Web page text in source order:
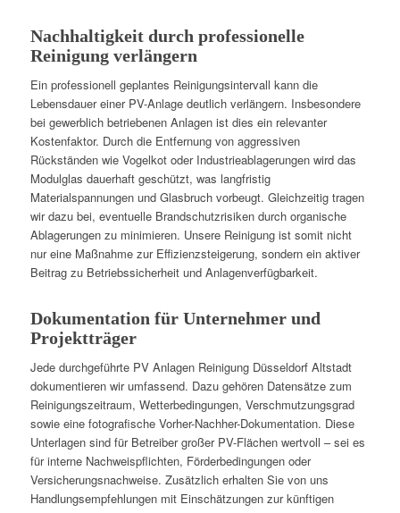
Nachhaltigkeit durch professionelle
Reinigung verlängern
Ein professionell geplantes Reinigungsintervall kann die
Lebensdauer einer PV-Anlage deutlich verlängern. Insbesondere
bei gewerblich betriebenen Anlagen ist dies ein relevanter
Kostenfaktor. Durch die Entfernung von aggressiven
Rückständen wie Vogelkot oder Industrieablagerungen wird das
Modulglas dauerhaft geschützt, was langfristig
Materialspannungen und Glasbruch vorbeugt. Gleichzeitig tragen
wir dazu bei, eventuelle Brandschutzrisiken durch organische
Ablagerungen zu minimieren. Unsere Reinigung ist somit nicht
nur eine Maßnahme zur Effizienzsteigerung, sondern ein aktiver
Beitrag zu Betriebssicherheit und Anlagenverfügbarkeit.
Dokumentation für Unternehmer und
Projektträger
Jede durchgeführte PV Anlagen Reinigung Düsseldorf Altstadt
dokumentieren wir umfassend. Dazu gehören Datensätze zum
Reinigungszeitraum, Wetterbedingungen, Verschmutzungsgrad
sowie eine fotografische Vorher-Nachher-Dokumentation. Diese
Unterlagen sind für Betreiber großer PV-Flächen wertvoll – sei es
für interne Nachweispflichten, Förderbedingungen oder
Versicherungsnachweise. Zusätzlich erhalten Sie von uns
Handlungsempfehlungen mit Einschätzungen zur künftigen